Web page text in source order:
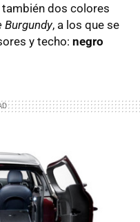
dos colores
Burgundy, a los que se
y techo: negro